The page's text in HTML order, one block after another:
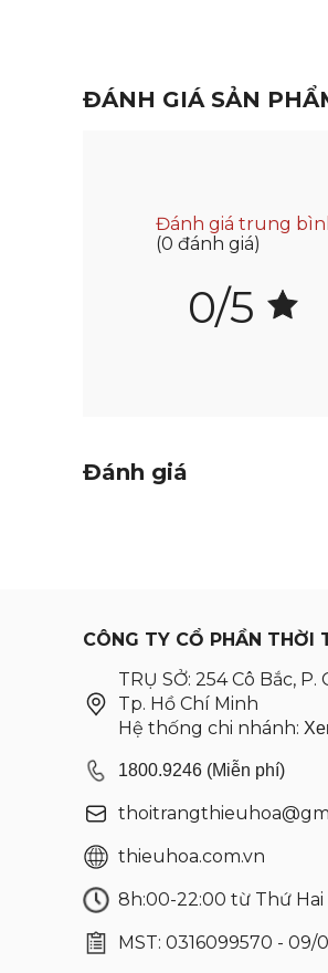
ĐÁNH GIÁ SẢN
Đánh giá trung
(0 đánh giá)
0/5
Đánh giá
CÔNG TY CỔ PHẦN THỜI
TRỤ SỞ: 254 Cô Bắc, P.
Tp. Hồ Chí Minh
Hệ thống chi nhánh:
1800.9246 (Miễn phí)
thieuhoa.com.vn
8h:00-22:00 từ Thứ Hai
MST: 0316099570 - 09/